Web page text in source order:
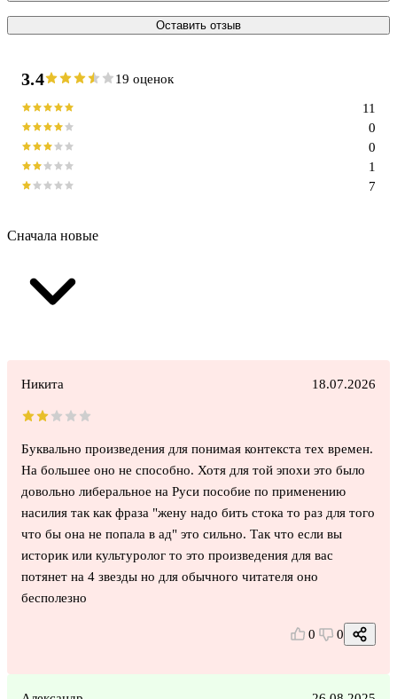
Оставить отзыв
3.4 19 оценок
7
1
0
0
11
Сначала новые
Никита 18.07.2026
Буквально произведения для понимая контекста тех времен.
На большее оно не способно. Хотя для той эпохи это было
довольно либеральное на Руси пособие по применению
насилия так как фраза "жену надо бить стока то раз для того
что бы она не попала в ад" это сильно. Так что если вы
историк или культуролог то это произведения для вас
потянет на 4 звезды но для обычного читателя оно
бесполезно
0 0